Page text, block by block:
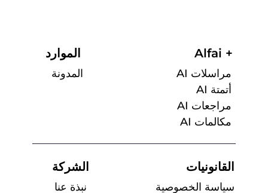
الموارد Alfai +
المدونة
مراسلات AI
أتمتة AI
مراجعات AI
مكالمات AI
الشركة القانونيات
نبذة عنا سياسة الخصوصية